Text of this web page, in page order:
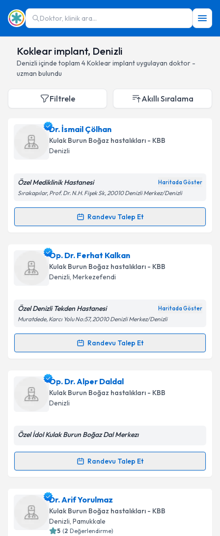
Doktor, klinik ara...
Koklear implant, Denizli
Denizli içinde toplam 4Koklear implantuygulayan doktor -
uzman bulundu
Filtrele Akıllı Sıralama
Dr. İsmail Çölhan
Kulak Burun Boğaz hastalıkları - KBB
Denizli
Özel Mediklinik Hastanesi Haritada Göster
Sırakapılar, Prof. Dr. N.H. Fişek Sk, 20010 Denizli Merkez/Denizli
Randevu Talep Et
Randevu Takvimi Talebi
Dr. İsmail Çölhaniçin randevu takvimi talebi
oluşturun. Size bu uzmandan randevu almanız için bir
takvim hazırlandığında e-posta ile bilgilendireceğiz.
Kişisel verilerimin işlenmesine ilişkin
Metni'ni okudum ve kişisel verilerimin belirtilen
Takvim Talebini Gönder
Op. Dr. Ferhat Kalkan
Kulak Burun Boğaz hastalıkları - KBB
Denizli, Merkezefendi
Özel Denizli Tekden Hastanesi Haritada Göster
Muratdede, Karcı Yolu No:57, 20010 Denizli Merkez/Denizli
Randevu Talep Et
Randevu Takvimi Talebi
Op. Dr. Ferhat Kalkaniçin randevu takvimi talebi
oluşturun. Size bu uzmandan randevu almanız için bir
takvim hazırlandığında e-posta ile bilgilendireceğiz.
Kişisel verilerimin işlenmesine ilişkinAydınlatma
Takvim Talebini Gönder
Op. Dr. Alper Daldal
Kulak Burun Boğaz hastalıkları - KBB
Denizli
Özel İdol Kulak Burun Boğaz Dal Merkezı
Randevu Talep Et
Randevu Takvimi Talebi
Op. Dr. Alper Daldaliçin randevu takvimi talebi
oluşturun. Size bu uzmandan randevu almanız için bir
takvim hazırlandığında e-posta ile bilgilendireceğiz.
Dr. Arif Yorulmaz
Kulak Burun Boğaz hastalıkları - KBB
Denizli, Pamukkale
5 (2 Değerlendirme)